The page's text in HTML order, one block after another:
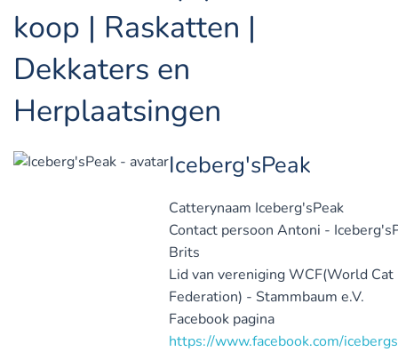
koop | Raskatten |
Dekkaters en
Herplaatsingen
Iceberg'sPeak
Catterynaam Iceberg'sPeak
Contact persoon Antoni -
Brits
Lid van verenigingWCF(World Cat
Federation) - Stammbaum e.V.
Facebook pagina
https://www.facebook.com/